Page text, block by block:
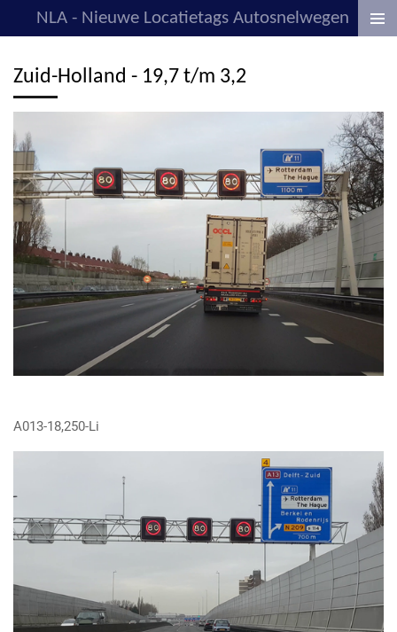
direct
de
NLA - Nieuwe Locatietags Autosnelwegen
Zuid-Holland - 19,7 t/m 3,2
A013-18,250-Li